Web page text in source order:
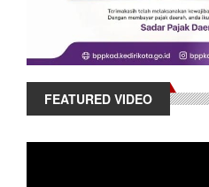
FEATURED VIDEO